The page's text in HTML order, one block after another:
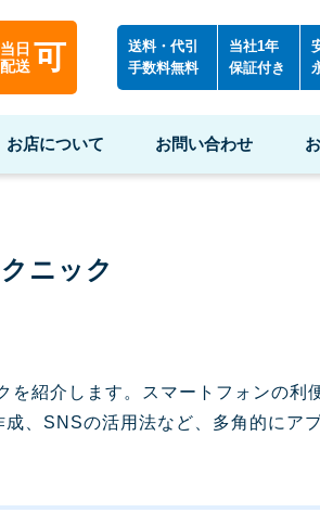
当日
配送可
送料・代引
手数料無料
当社1年
保証付き
お店について お問い合わせ
ニック
紹介します。スマートフォンの利
、SNSの活用法など、多角的にア